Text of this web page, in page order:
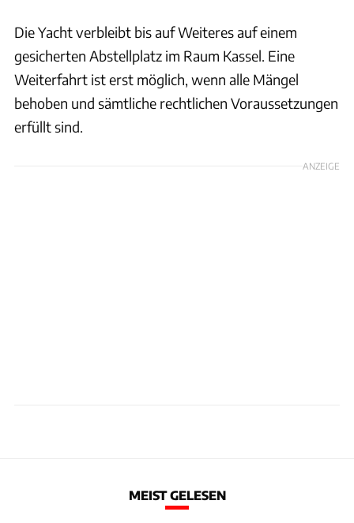
Die Yacht verbleibt bis auf Weiteres auf einem
gesicherten Abstellplatz im Raum Kassel. Eine
Weiterfahrt ist erst möglich, wenn alle Mängel
behoben und sämtliche rechtlichen Voraussetzungen
erfüllt sind.
ANZEIGE
MEIST GELESEN